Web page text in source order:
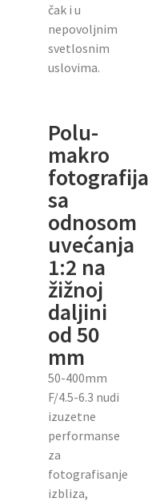
čak i u
nepovoljnim
svetlosnim
uslovima.
Polu-
makro
fotografija
sa
odnosom
uvećanja
1:2 na
žižnoj
daljini
od 50
mm
50-400mm
F/4.5-6.3 nudi
izuzetne
performanse
za
fotografisanje
izbliza,